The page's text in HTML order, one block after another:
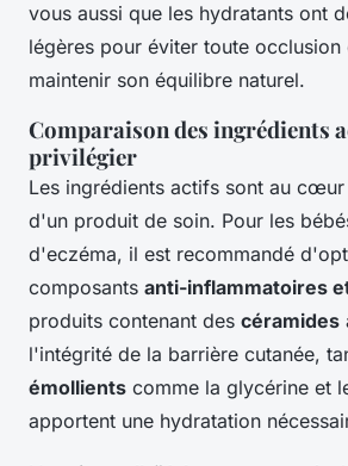
vous aussi que les hydratants ont
légères pour éviter toute occlusion
maintenir son équilibre naturel.
Comparaison des ingrédients
privilégier
Les ingrédients actifs sont au
d'un produit de soin. Pour les
d'eczéma, il est recommandé
composants anti-inflammatoires
produits contenant des céramides
l'intégrité de la barrière cutanée,
émollients comme la glycérine et
apportent une hydratation